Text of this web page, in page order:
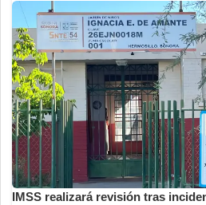
IMSS realizará revisión tras